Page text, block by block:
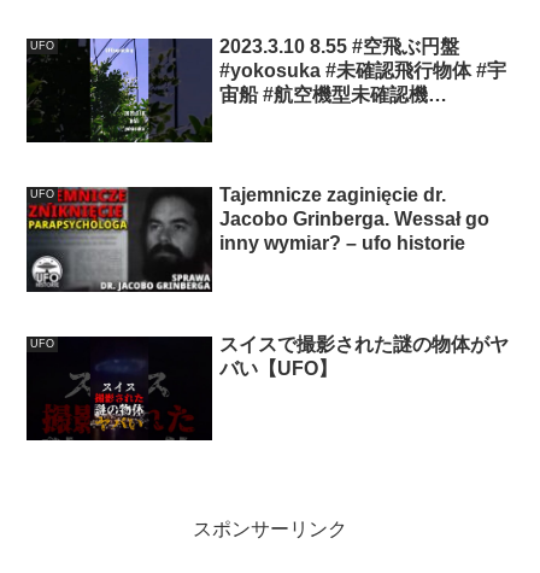
UFO
2023.3.10 8.55 #空飛ぶ円盤
#yokosuka #未確認飛行物体 #宇
宙船 #航空機型未確認機
UFO
Tajemnicze zaginięcie dr.
Jacobo Grinberga. Wessał go
inny wymiar? – ufo historie
UFO
スイスで撮影された謎の物体がヤ
バい【UFO】
スポンサーリンク